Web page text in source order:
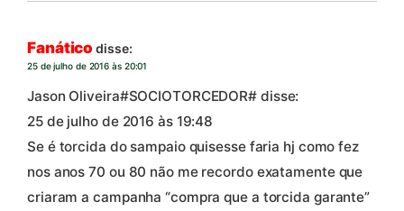
Fanático disse:
25 de julho de 2016 às 20:01
Jason Oliveira#SOCIOTORCEDOR# disse:
25 de julho de 2016 às 19:48
Se é torcida do sampaio quisesse faria hj como fez
nos anos 70 ou 80 não me recordo exatamente que
criaram a campanha “compra que a torcida garante”